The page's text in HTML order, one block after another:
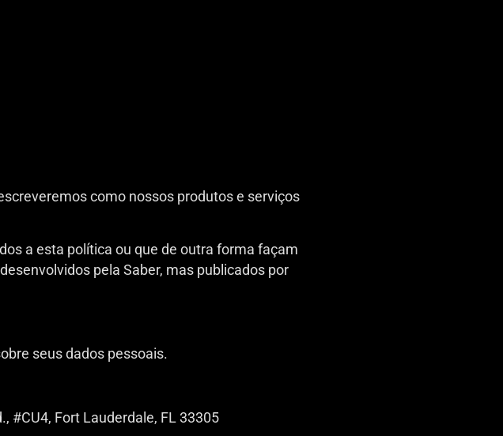
como nossos produtos e serviços
a esta política ou que de outra forma façam
pela Saber, mas publicados por
seus dados pessoais.
#CU4, Fort Lauderdale, FL 33305